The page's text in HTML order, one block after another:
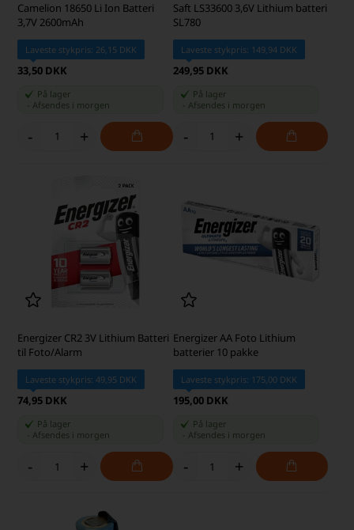
Camelion 18650 Li Ion Batteri
3,7V 2600mAh
Laveste stykpris: 26,15 DKK
33,50 DKK
På lager
Afsendes i morgen
- +
Saft LS33600 3,6V Lithium batteri
SL780
Laveste stykpris: 149,94 DKK
249,95 DKK
På lager
Afsendes i morgen
- +
Energizer CR2 3V Lithium Batteri
til Foto/Alarm
Laveste stykpris: 49,95 DKK
74,95 DKK
På lager
-Afsendes i morgen
- +
Energizer AA Foto Lithium
batterier 10 pakke
Laveste stykpris: 175,00 DKK
195,00 DKK
På lager
Afsendes i morgen
- +